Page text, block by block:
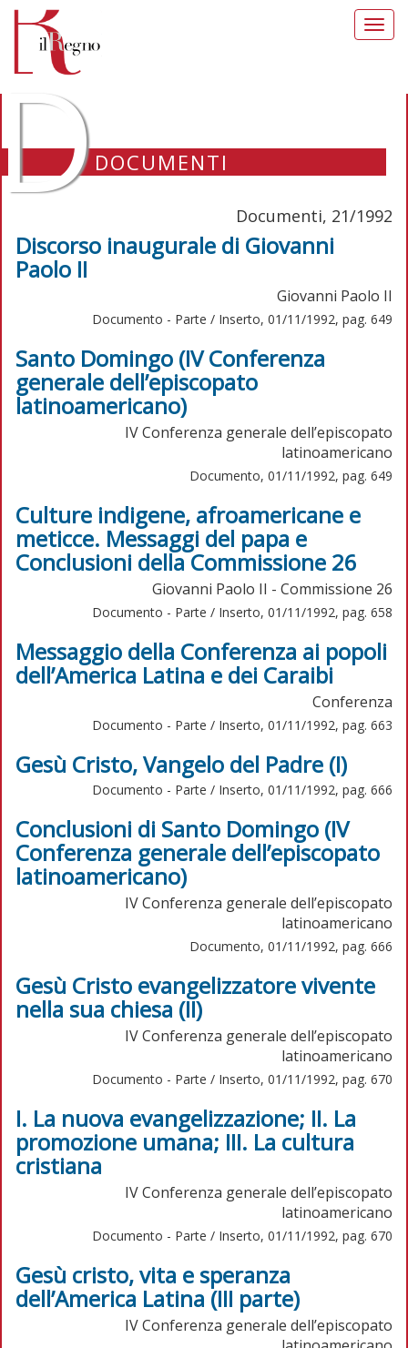
DOCUMENTI
Documenti, 21/1992
Discorso inaugurale di Giovanni
Paolo II
Giovanni Paolo II
Documento - Parte / Inserto, 01/11/1992, pag. 649
Santo Domingo (IV Conferenza
generale dell’episcopato
latinoamericano)
IV Conferenza generale dell’episcopato
latinoamericano
Documento, 01/11/1992, pag. 649
Culture indigene, afroamericane e
meticce. Messaggi del papa e
Conclusioni della Commissione 26
Giovanni Paolo II - Commissione 26
Documento - Parte / Inserto, 01/11/1992, pag. 658
Messaggio della Conferenza ai popoli
dell’America Latina e dei Caraibi
Conferenza
Documento - Parte / Inserto, 01/11/1992, pag. 663
Gesù Cristo, Vangelo del Padre (I)
Documento - Parte / Inserto, 01/11/1992, pag. 666
Conclusioni di Santo Domingo (IV
Conferenza generale dell’episcopato
latinoamericano)
IV Conferenza generale dell’episcopato
latinoamericano
Documento, 01/11/1992, pag. 666
Gesù Cristo evangelizzatore vivente
nella sua chiesa (II)
IV Conferenza generale dell’episcopato
latinoamericano
Documento - Parte / Inserto, 01/11/1992, pag. 670
I. La nuova evangelizzazione; II. La
promozione umana; III. La cultura
cristiana
IV Conferenza generale dell’episcopato
latinoamericano
Documento - Parte / Inserto, 01/11/1992, pag. 670
Gesù cristo, vita e speranza
dell’America Latina (III parte)
IV Conferenza generale dell’episcopato